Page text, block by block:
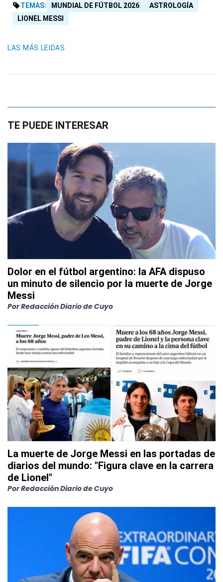
TEMAS: MUNDIAL DE FÚTBOL 2026
ASTROLOGÍA
LIONEL MESSI
LAS MÁS LEIDAS
TE PUEDE INTERESAR
Dolor en el fútbol argentino: la AFA dispuso
un minuto de silencio por la muerte de Jorge
Messi
PorRedacción Diario de Cuyo
La muerte de Jorge Messi en las portadas de
diarios del mundo: "Figura clave en la carrera
de Lionel"
PorRedacción Diario de Cuyo